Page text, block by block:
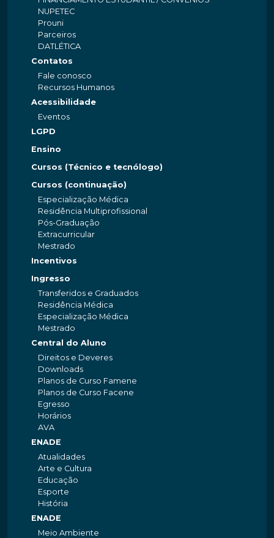
NUPETEC
Prouni
Parceiros
DATLÉTICA
Contatos
Fale conosco
Recursos Humanos
Acessibilidade
Eventos
LGPD
Ensino
Cursos (Técnico e tecnólogo)
Cursos (continuação)
Especialização Médica
Residência Multiprofissional
Pós-Graduação
Extracurricular
Mestrado
Incentivos
Ingresso
Transferidos e Graduados
Residência Médica
Especialização Médica
Mestrado
Central do Aluno
Direitos e Deveres
Downloads
Planos de Curso Famene
Planos de Curso Facene
Egresso
Horários
AVA
ENADE
Atualidades
Arte e Cultura
Educação
Esporte
História
ENADE
Meio Ambiente